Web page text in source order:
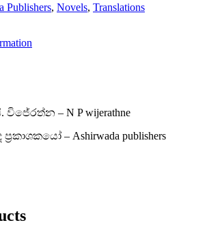
Publishers, Novels, Translations
– N P wijerathne
– Ashirwada publishers